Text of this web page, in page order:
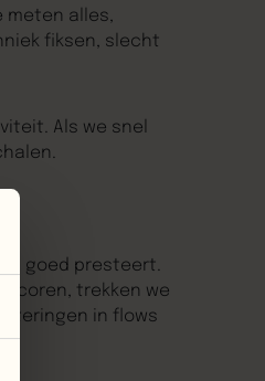
meten alles,
fiksen, slecht
Als we snel
al goed presteert.
scoren, trekken we
in flows